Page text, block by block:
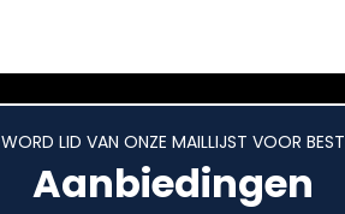
WORD LID VAN ONZE MAILLIJST VOOR BEST
Aanbiedingen